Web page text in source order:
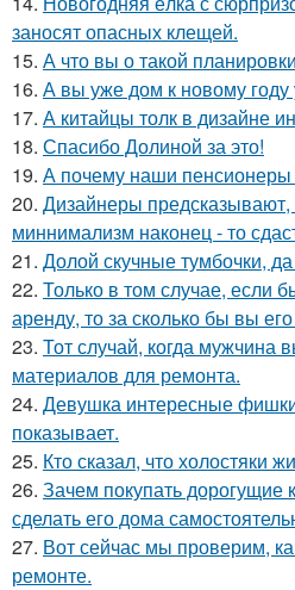
заносят опасных клещей.
15. А что вы о такой
16. А вы уже дом к новому году
17. А китайцы толк в дизайне
18. Спасибо Долиной за это!
19. А почему наши пенсионеры
20. Дизайнеры предсказывают,
миннимализм наконец - то
21. Долой скучные тумбочки,
22. Только в том случае, если
аренду, то за сколько бы вы
23. Тот случай, когда мужчина
материалов для ремонта.
24. Девушка интересные
показывает.
25. Кто сказал, что холостяки
26. Зачем покупать дорогущие
сделать его дома
27. Вот сейчас мы проверим,
ремонте.